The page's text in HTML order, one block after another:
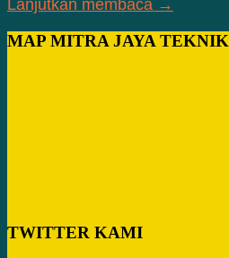
Lanjutkan membaca →
MAP MITRA JAYA TEKNIK
TWITTER KAMI